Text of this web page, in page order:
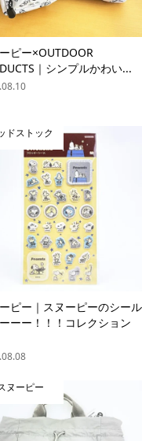
ピー×OUTDOOR
｜シンプルかわい...
ドストック
ピー｜スヌーピーのシール
ーー！！！コレクション
ヌーピー